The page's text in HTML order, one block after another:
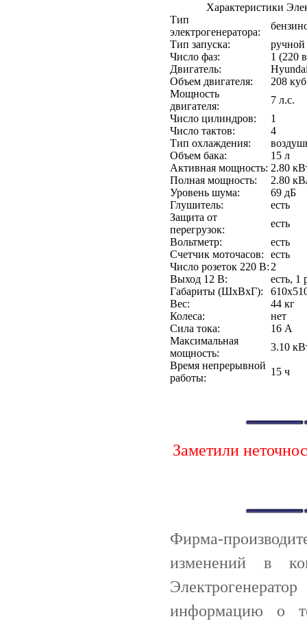
Характеристики
Тип
электрогенератора:
Тип запуска:
ручной
Число фаз:
1 (220
Двигатель:
Объем двигателя:
208
Мощность
двигателя:
7 л.с.
Число цилиндров:
1
Число тактов:
4
Тип охлаждения:
Объем бака:
15 л
Активная мощность: 2.80
Полная мощность:
2.80
Уровень шума:
69 дБ
Глушитель:
есть
Защита от
перегрузок:
есть
Вольтметр:
есть
Счетчик моточасов:
есть
Число розеток 220 В: 2
Выход 12 В:
есть, 1
Габариты (ШхВхГ):
Вес:
44 кг
Колеса:
нет
Сила тока:
16 А
Максимальная
мощность:
3.10
Время непрерывной
работы:
15 ч
Заметили
Фирма-
изменений в
информацию о